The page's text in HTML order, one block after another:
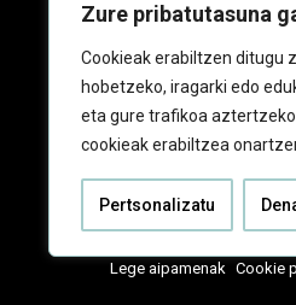
Zure pribatutasuna
Cookieak erabiltzen ditugu
hobetzeko, iragarki edo
eta gure trafikoa
cookieak erabiltzea
Pertsonalizatu
Lege aipamenak Cookie